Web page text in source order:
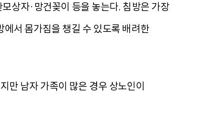
상자·망건꽂이 등을 놓는다. 침방은 가장
서 몸가짐을 챙길 수 있도록 배려한
만 남자 가족이 많은 경우 상노인이